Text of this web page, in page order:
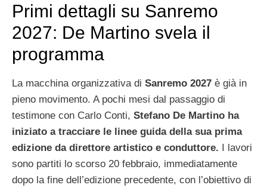
Primi dettagli su Sanremo
2027: De Martino svela il
programma
La macchina organizzativa di Sanremo 2027 è già in
pieno movimento. A pochi mesi dal passaggio di
testimone con Carlo Conti, Stefano De Martino ha
iniziato a tracciare le linee guida della sua prima
edizione da direttore artistico e conduttore. I lavori
sono partiti lo scorso 20 febbraio, immediatamente
dopo la fine dell’edizione precedente, con l’obiettivo di